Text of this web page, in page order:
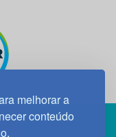
melhorar a
conteúdo